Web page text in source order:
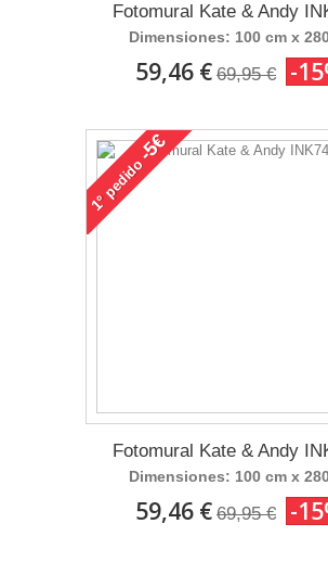
Fotomural Kate & Andy
Dimensiones: 100 cm x
59,46 € 69,95 € -
1°
pedido
-5€
Fotomural Kate & Andy
Dimensiones: 100 cm x
59,46 € 69,95 € -